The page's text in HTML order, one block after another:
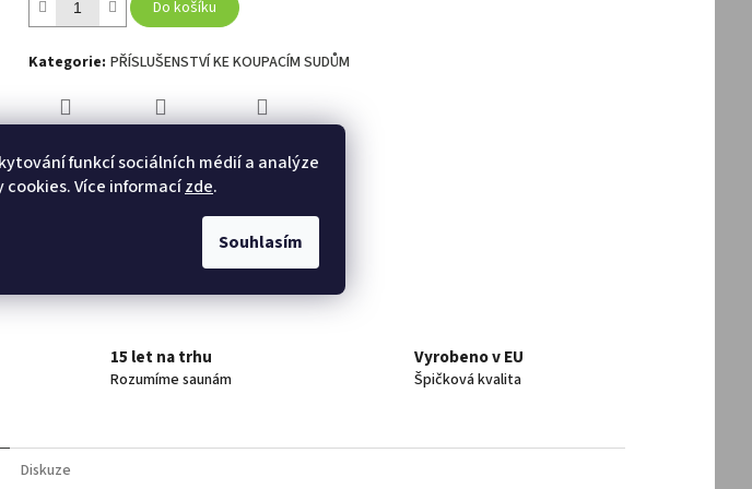
funkcí sociálních médií a analýze
Více informacízde.
Souhlasím
Do košíku
Kategorie: PŘÍSLUŠENSTVÍ KE KOUPACÍM SUDŮM
15 let na trhu
Rozumíme saunám
Vyrobeno v EU
Špičková kvalita
Diskuze